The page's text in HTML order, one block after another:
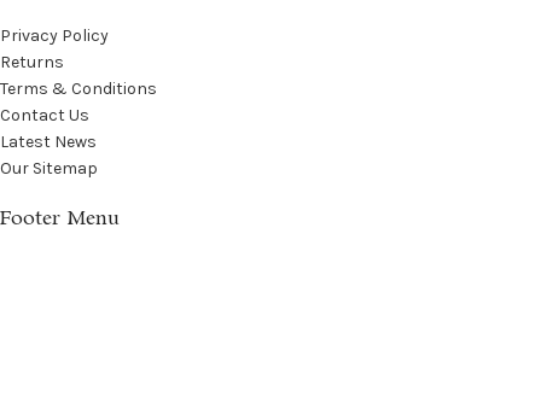
Privacy Policy
Returns
Terms & Conditions
Contact Us
Latest News
Our Sitemap
Footer Menu